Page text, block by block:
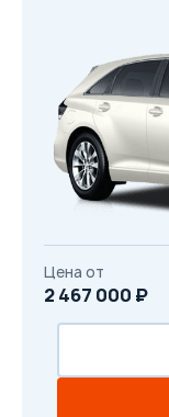
с
Цена от
2 467 000 ₽